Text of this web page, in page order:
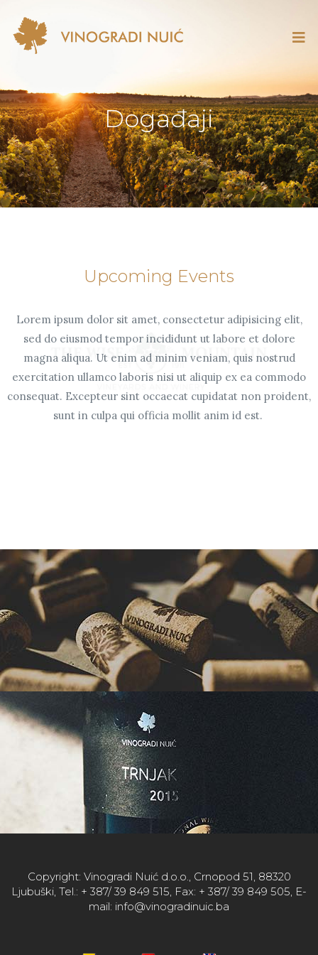
Događaji
Upcoming Events
Lorem ipsum dolor sit amet, consectetur adipisicing elit,
sed do eiusmod tempor incididunt ut labore et dolore
magna aliqua. Ut enim ad minim veniam, quis nostrud
exercitation ullamco laboris nisi ut aliquip ex ea commodo
consequat. Excepteur sint occaecat cupidatat non proident,
sunt in culpa qui officia mollit anim id est.
Copyright: Vinogradi Nuić d.o.o., Crnopod 51, 88320
Ljubuški, Tel.: + 387/ 39 849 515, Fax: + 387/ 39 849 505, E-
mail: info@vinogradinuic.ba